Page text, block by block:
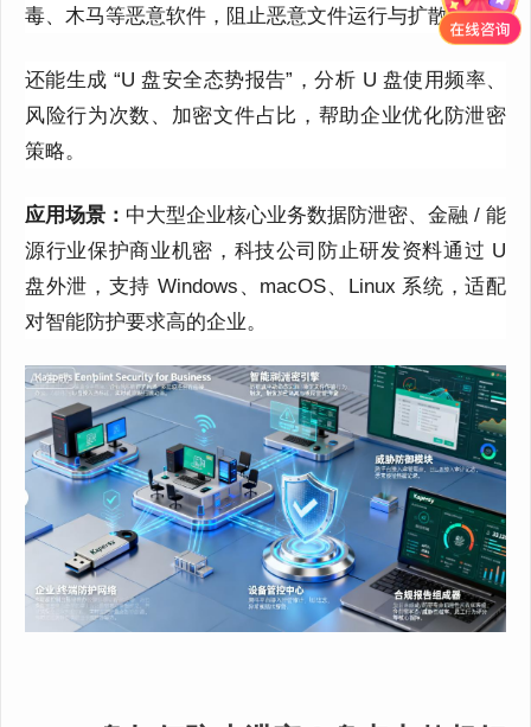
毒、木马等恶意软件，阻止恶意文件运行与扩散；
还能生成 “U 盘安全态势报告”，分析 U 盘使用频率、
风险行为次数、加密文件占比，帮助企业优化防泄密
策略。
应用场景： 中大型企业核心业务数据防泄密、金融 / 能
源行业保护商业机密，科技公司防止研发资料通过 U
盘外泄，支持 Windows、macOS、Linux 系统，适配
对智能防护要求高的企业。